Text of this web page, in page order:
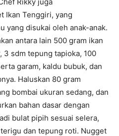
Ikan Tenggiri, yang
yang disukai oleh anak-anak.
antara lain 500 gram ikan
sdm tepung tapioka, 100
garam, kaldu bubuk, dan
Haluskan 80 gram
bombai ukuran sedang, dan
bahan dasar dengan
bulat pipih sesuai selera,
dan tepung roti. Nugget